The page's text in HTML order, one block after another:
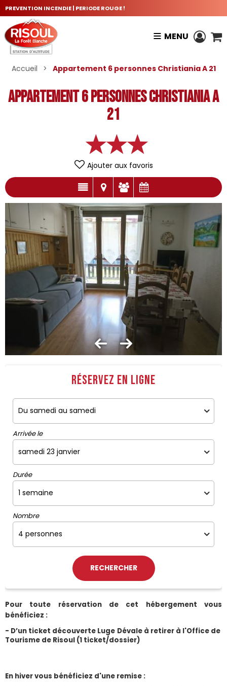
PREVENTION INCENDIE | PERIODE ROUGE !
MENU
Accueil > Appartement 6 personnes Christiania A 21
Appartement 6 personnes Christiania A
21
Ajouter aux favoris
Réservez en ligne
Arrivée le
Durée
Nombre
Pour toute réservation de cet hébergement vous
bénéficiez :
- D’un ticket découverte Luge Dévale à retirer à l'Office de
Tourisme de Risoul (1 ticket/dossier)
En hiver vous bénéficiez d'une remise :